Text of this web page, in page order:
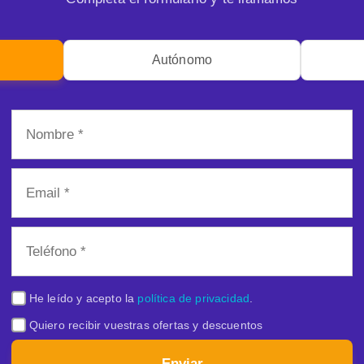
Autónomo
He leído y acepto la política de privacidad
Quiero recibir vuestras ofertas y descuentos